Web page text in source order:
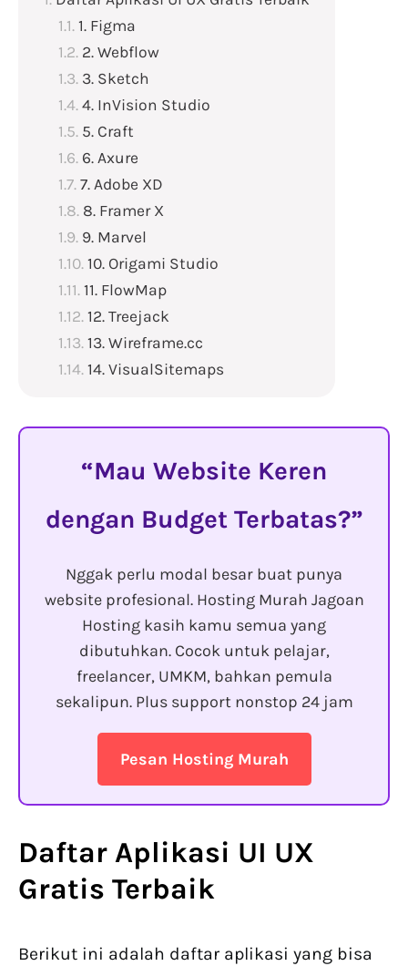
1. Figma
2. Webflow
3. Sketch
4. InVision Studio
5. Craft
6. Axure
7. Adobe XD
8. Framer X
9. Marvel
10. Origami Studio
11. FlowMap
12. Treejack
13. Wireframe.cc
14. VisualSitemaps
Mau Website Keren
dengan Budget Terbatas?
Nggak perlu modal besar buat punya
website profesional. Hosting Murah Jagoan
Hosting kasih kamu semua yang
dibutuhkan. Cocok untuk pelajar,
freelancer, UMKM, bahkan pemula
sekalipun. Plus support nonstop 24 jam
Pesan Hosting Murah
Daftar Aplikasi UI UX
Gratis Terbaik
Berikut ini adalah daftar aplikasi yang bisa